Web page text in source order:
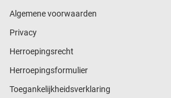
Algemene voorwaarden
Privacy
Herroepingsrecht
Herroepingsformulier
Toegankelijkheidsverklaring